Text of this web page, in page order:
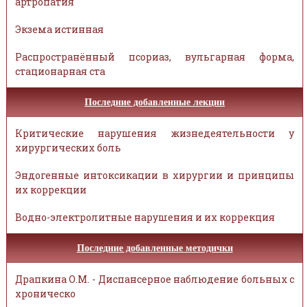
Экзема истинная
Распространённый псориаз, вульгарная форма,
стационарная ста
Последние добавленные лекции
Критические нарушения жизнедеятельности у
хирургических боль
Эндогенные интоксикации в хирургии и принципы
их коррекции
Водно-электролитные нарушения и их коррекция
Последние добавленные методички
Драпкина О.М. - Диспансерное наблюдение больных с
хроническо